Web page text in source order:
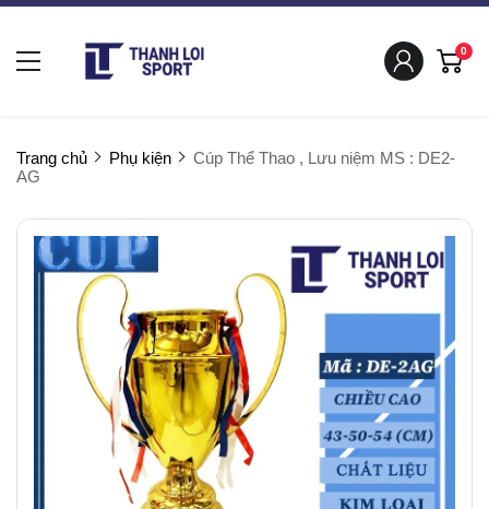
0
Trang chủ Phụ kiện
Cúp Thể Thao , Lưu niệm MS : DE2-
AG